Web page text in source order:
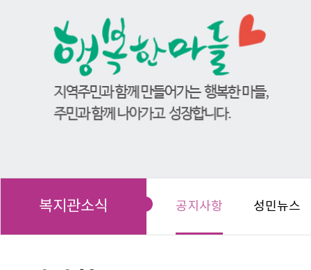
복지관소식 공지사항 성민뉴스